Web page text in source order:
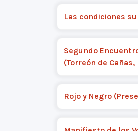
Las condiciones
Segundo
(Torreón de Cañas,
Rojo y Negro